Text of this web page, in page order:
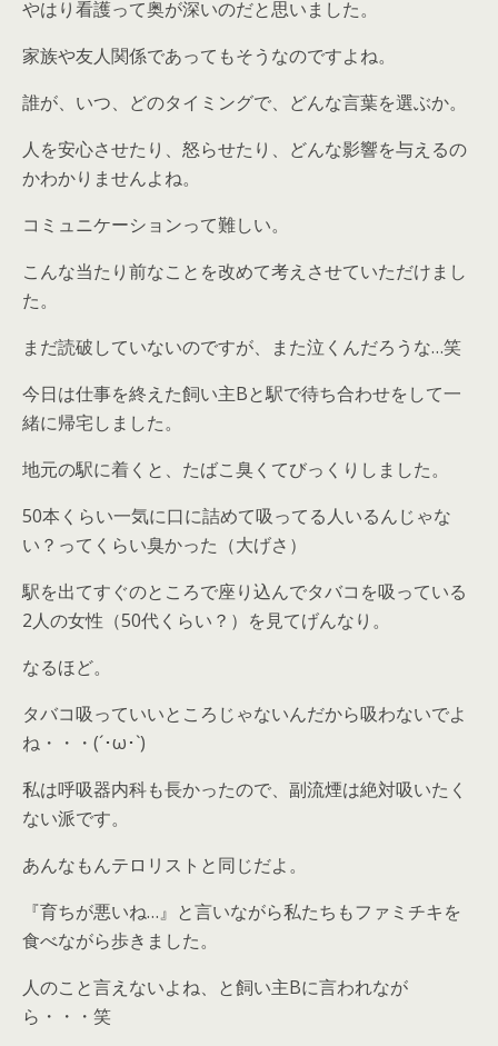
やはり看護って奥が深いのだと思いました。
家族や友人関係であってもそうなのですよね。
誰が、いつ、どのタイミングで、どんな言葉を選ぶか。
人を安心させたり、怒らせたり、どんな影響を与えるの
かわかりませんよね。
コミュニケーションって難しい。
こんな当たり前なことを改めて考えさせていただけまし
た。
まだ読破していないのですが、また泣くんだろうな…笑
今日は仕事を終えた飼い主Bと駅で待ち合わせをして一
緒に帰宅しました。
地元の駅に着くと、たばこ臭くてびっくりしました。
50本くらい一気に口に詰めて吸ってる人いるんじゃな
い？ってくらい臭かった（大げさ）
駅を出てすぐのところで座り込んでタバコを吸っている
2人の女性（50代くらい？）を見てげんなり。
なるほど。
タバコ吸っていいところじゃないんだから吸わないでよ
ね・・・(´･ω･`)
私は呼吸器内科も長かったので、副流煙は絶対吸いたく
ない派です。
あんなもんテロリストと同じだよ。
『育ちが悪いね…』と言いながら私たちもファミチキを
食べながら歩きました。
人のこと言えないよね、と飼い主Bに言われなが
ら・・・笑